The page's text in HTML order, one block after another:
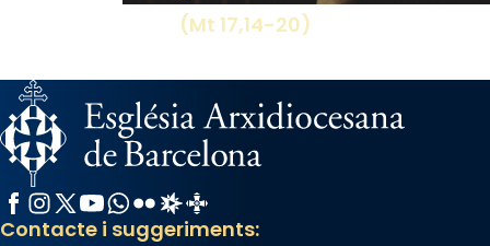
(Mt 17,14-20)
Facebook
Instagram
X / Twitter
YouTube
WhatsApp
FlickrRadio Estel
Catalunya Cristiana
Contacte i suggeriments: